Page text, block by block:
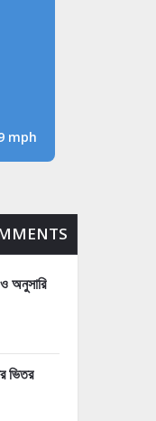
mph
অনুসারি
ভিতর